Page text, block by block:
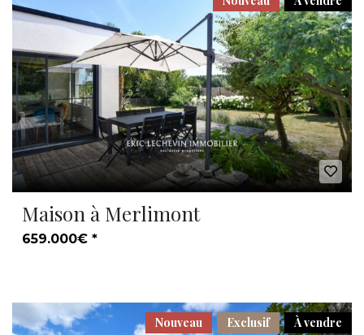
Maison à Merlimont
659.000€ *
À vendre
Exclusif
Nouveau